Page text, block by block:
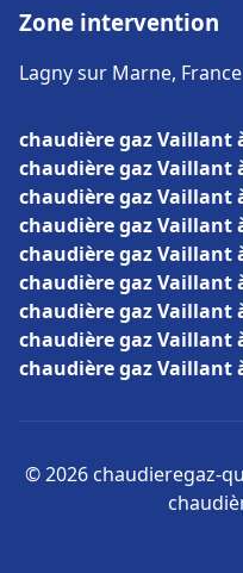
Zone intervention
Lagny sur Marne, France
chaudière gaz Vaillant
chaudière gaz Vaillant
chaudière gaz Vaillant
chaudière gaz Vaillant
chaudière gaz Vaillant
chaudière gaz Vaillant
chaudière gaz Vaillant
chaudière gaz Vaillant
chaudière gaz Vaillant
© 2026 chaudieregaz-